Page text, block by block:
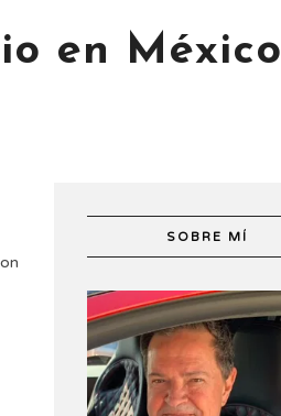
en México
SOBRE MÍ